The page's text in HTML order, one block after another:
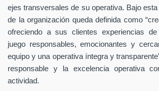
ejes transversales de su operativa. Bajo
de la organización queda definida como
ofreciendo a sus clientes experiencias de
juego responsables, emocionantes y
equipo y una operativa íntegra y
responsable y la excelencia operativa
actividad.